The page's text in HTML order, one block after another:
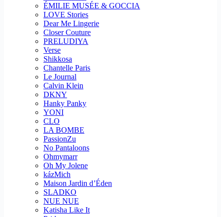
ÉMILIE MUSÉE & GOCCIA
LOVE Stories
Dear Me Lingerie
Closer Couture
PRELUDIYA
Verse
Shikkosa
Chantelle Paris
Le Journal
Calvin Klein
DKNY
Hanky Panky
YONI
CLO
LA BOMBE
PassionZu
No Pantaloons
Ohmymarr
Oh My Jolene
kázMich
Maison Jardin d’Éden
SLADKO
NUE NUE
Katisha Like It